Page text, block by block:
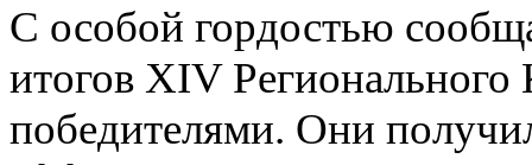
С особой гордостью
итогов XIV
победителями. Они